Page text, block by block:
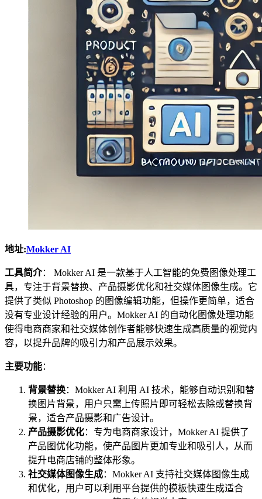
地址:Mokker AI
工具简介： Mokker AI 是一款基于人工智能的免费图像处理工
具，专注于背景替换、产品摄影优化和社交媒体图像生成。它
提供了类似 Photoshop 的图像编辑功能，但操作更简单，适合
没有专业设计经验的用户。Mokker AI 的自动化图像处理功能
使得电商商家和社交媒体创作者能够快速生成高质量的视觉内
容，以提升品牌的吸引力和产品展示效果。
主要功能：
背景替换：Mokker AI 利用 AI 技术，能够自动识别和替
换图片背景，用户只需上传照片即可轻松去除或替换背
景，适合产品摄影和广告设计。
产品摄影优化：专为电商商家设计，Mokker AI 提供了
产品图优化功能，使产品图片更加专业和吸引人，从而
提升电商店铺的整体形象。
社交媒体图像生成：Mokker AI 支持社交媒体图像生成
和优化，用户可以利用平台提供的模板快速生成适合